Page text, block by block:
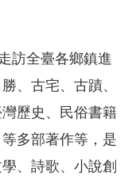
訪全臺各鄉鎮進
、古宅、古蹟、
歷史、民俗書籍
多部著作等，是
、詩歌、小說創